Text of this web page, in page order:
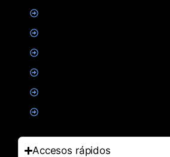
Accesos rápidos